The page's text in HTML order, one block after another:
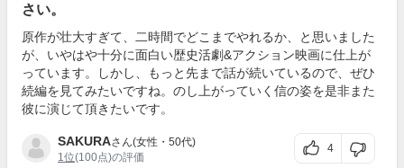
さい。
原作が壮大すぎて、二時間でどこまでやれるか、と思いました
が、いやはや十分に面白い歴史活劇&アクション映画に仕上が
っています。しかし、もっと先まで話が続いているので、ぜひ
続編を見てみたいですね。のし上がっていく信の姿を是非また
彼に演じて頂きたいです。
SAKURAさん(女性・50代)
1位(100点)の評価
4